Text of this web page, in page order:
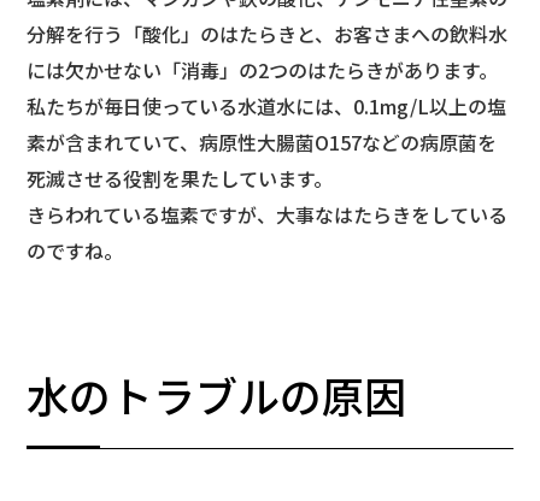
分解を行う「酸化」のはたらきと、お客さまへの飲料水
には欠かせない「消毒」の2つのはたらきがあります。
私たちが毎日使っている水道水には、0.1mg/L以上の塩
素が含まれていて、病原性大腸菌O157などの病原菌を
死滅させる役割を果たしています。
きらわれている塩素ですが、大事なはたらきをしている
のですね。
水のトラブルの原因